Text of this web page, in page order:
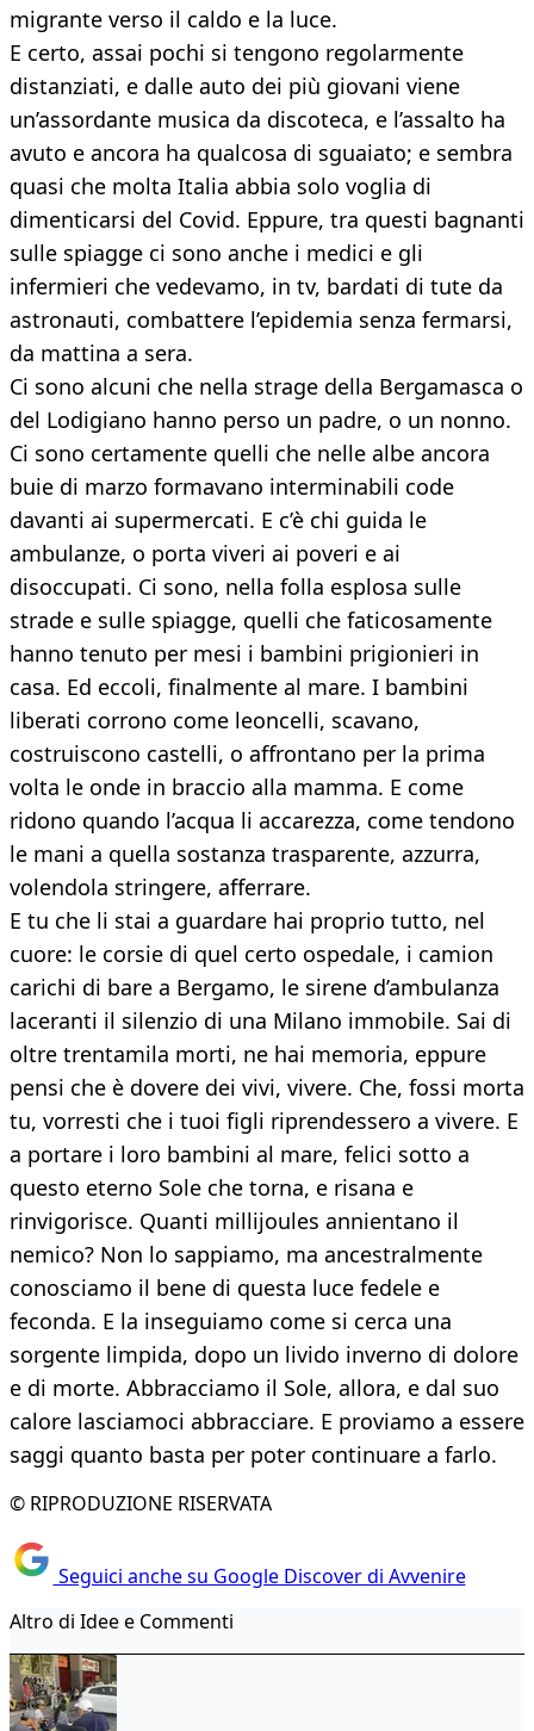
migrante verso il caldo e la luce.
E certo, assai pochi si tengono regolarmente
distanziati, e dalle auto dei più giovani viene
un’assordante musica da discoteca, e l’assalto ha
avuto e ancora ha qualcosa di sguaiato; e sembra
quasi che molta Italia abbia solo voglia di
dimenticarsi del Covid. Eppure, tra questi bagnanti
sulle spiagge ci sono anche i medici e gli
infermieri che vedevamo, in tv, bardati di tute da
astronauti, combattere l’epidemia senza fermarsi,
da mattina a sera.
Ci sono alcuni che nella strage della Bergamasca o
del Lodigiano hanno perso un padre, o un nonno.
Ci sono certamente quelli che nelle albe ancora
buie di marzo formavano interminabili code
davanti ai supermercati. E c’è chi guida le
ambulanze, o porta viveri ai poveri e ai
disoccupati. Ci sono, nella folla esplosa sulle
strade e sulle spiagge, quelli che faticosamente
hanno tenuto per mesi i bambini prigionieri in
casa. Ed eccoli, finalmente al mare. I bambini
liberati corrono come leoncelli, scavano,
costruiscono castelli, o affrontano per la prima
volta le onde in braccio alla mamma. E come
ridono quando l’acqua li accarezza, come tendono
le mani a quella sostanza trasparente, azzurra,
volendola stringere, afferrare.
E tu che li stai a guardare hai proprio tutto, nel
cuore: le corsie di quel certo ospedale, i camion
carichi di bare a Bergamo, le sirene d’ambulanza
laceranti il silenzio di una Milano immobile. Sai di
oltre trentamila morti, ne hai memoria, eppure
pensi che è dovere dei vivi, vivere. Che, fossi morta
tu, vorresti che i tuoi figli riprendessero a vivere. E
a portare i loro bambini al mare, felici sotto a
questo eterno Sole che torna, e risana e
rinvigorisce. Quanti millijoules annientano il
nemico? Non lo sappiamo, ma ancestralmente
conosciamo il bene di questa luce fedele e
feconda. E la inseguiamo come si cerca una
sorgente limpida, dopo un livido inverno di dolore
e di morte. Abbracciamo il Sole, allora, e dal suo
calore lasciamoci abbracciare. E proviamo a essere
saggi quanto basta per poter continuare a farlo.
© RIPRODUZIONE RISERVATA
Seguici anche su Google Discover di Avvenire
Altro di Idee e Commenti